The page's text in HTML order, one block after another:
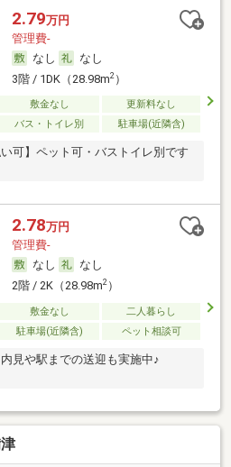
2.79万円
管理費-
なし
なし
3階 / 1DK（28.98m2）
敷金なし
更新料なし
バス・トイレ別 駐車場(近隣含)
い可】ペット可・バストイレ別です
2.78万円
管理費-
なし
なし
2階 / 2K（28.98m2）
敷金なし
二人暮らし
駐車場(近隣含) ペット相談可
見や駅までの送迎も実施中♪